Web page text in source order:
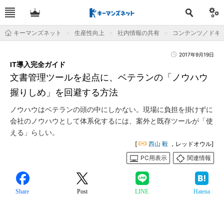
キーマンズネット 生産性向上 社内情報の共有 コンテンツ／ドキ
2017年9月19日
文書管理ツールを起点に、ベテランの「ノウハウ
握りしめ」を回避する方法
IT導入完全ガイド
ノウハウはベテランの頭の中にしかない。現場に負担を掛けずに
会社のノウハウとして体系化するには、案外と既存ツールが「使
える」らしい。
[ 西山 毅 ，レッドオウル]
PC用表示
関連情報
Share Post LINE Hatena